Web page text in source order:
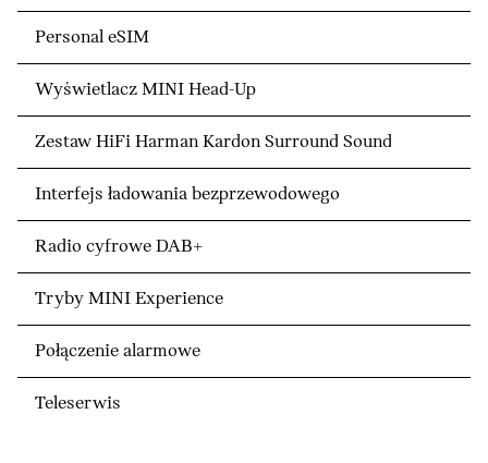
Personal eSIM
Wyświetlacz MINI Head-Up
Zestaw HiFi Harman Kardon Surround Sound
Interfejs ładowania bezprzewodowego
Radio cyfrowe DAB+
Tryby MINI Experience
Połączenie alarmowe
Teleserwis